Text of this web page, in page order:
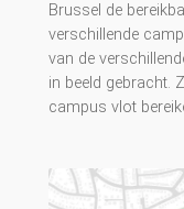
Brussel de
verschillende
van de
in beeld gebracht.
campus vlot